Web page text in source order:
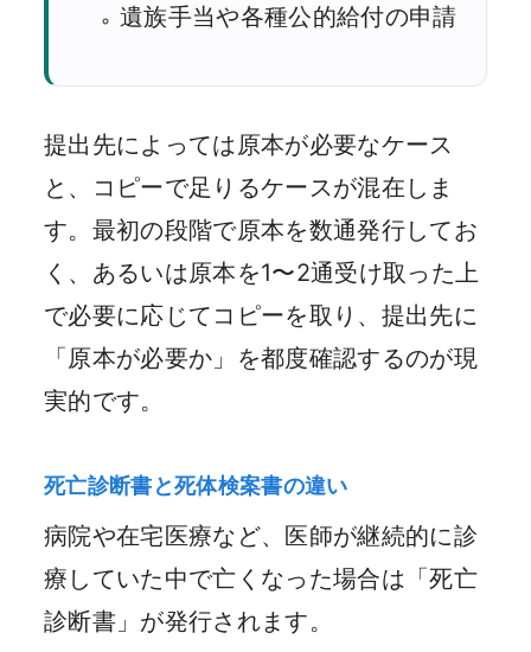
遺族手当や各種公的給付の申請
提出先によっては原本が必要なケース
と、コピーで足りるケースが混在しま
す。最初の段階で原本を数通発行してお
く、あるいは原本を1〜2通受け取った上
で必要に応じてコピーを取り、提出先に
「原本が必要か」を都度確認するのが現
実的です。
死亡診断書と死体検案書の違い
病院や在宅医療など、医師が継続的に診
療していた中で亡くなった場合は「死亡
診断書」が発行されます。